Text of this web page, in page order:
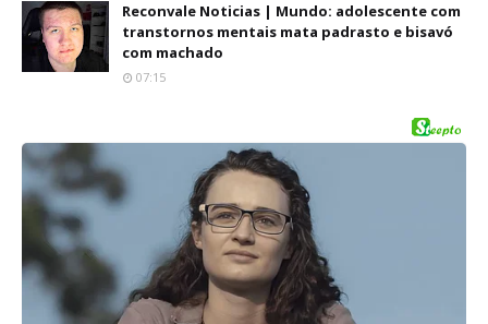
Reconvale Noticias | Mundo: adolescente com
transtornos mentais mata padrasto e bisavó
com machado
07:15